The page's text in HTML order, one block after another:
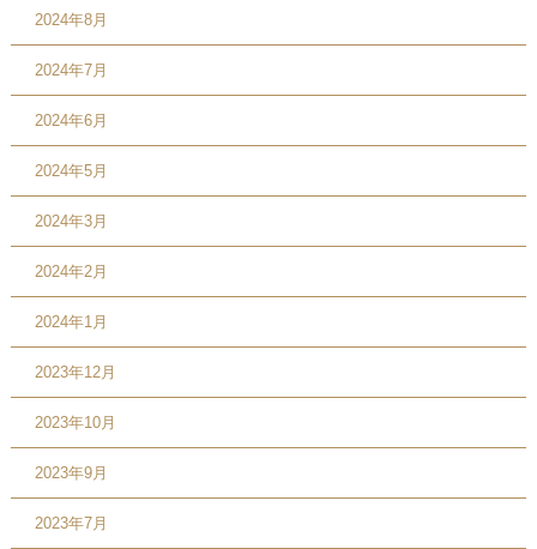
2024年8月
2024年7月
2024年6月
2024年5月
2024年3月
2024年2月
2024年1月
2023年12月
2023年10月
2023年9月
2023年7月